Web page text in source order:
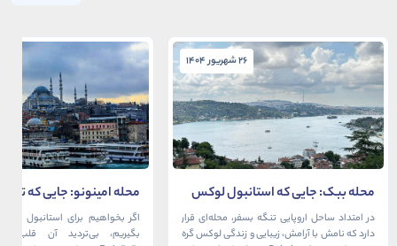
26 شهریور 1404
محله ببک: جایی که استانبول لوکس
در آغوش بسفر آرام می‌گیرد
در امتداد ساحل اروپایی تنگه بسفر، محله‌ای قرار
دارد که نامش با آرامش، زیبایی و زندگی لوکس گره
محله امینونو: جایی که
دریا به هم می‌رسند
اگر بخواهیم برای استانبول
بگیریم، بی‌تردید آن قلب،